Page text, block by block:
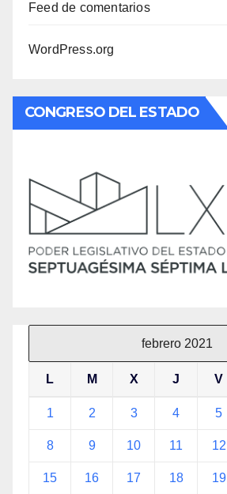
Feed de comentarios
WordPress.org
CONGRESO DEL ESTADO
febrero 2021
L M X J V
1 2 3 4 5
8 9 10 11 12
15 16 17 18 19